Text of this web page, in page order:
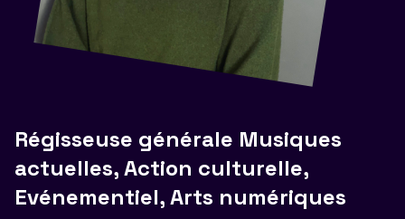
Régisseuse générale Musiques
actuelles, Action culturelle,
Evénementiel, Arts numériques